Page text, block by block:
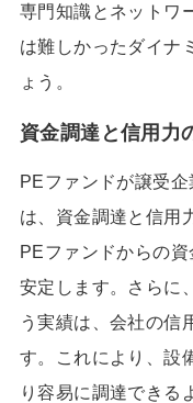
専門知識とネットワ
は難しかったダイナ
ょう。
資金調達と信用力
PEファンドが譲受
は、資金調達と信用
PEファンドからの
安定します。さらに
う実績は、会社の信
す。これにより、設
り容易に調達できる